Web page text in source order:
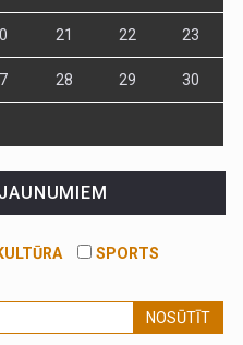
21 22 23
28 29 30
SPORTS
NOSŪTĪT